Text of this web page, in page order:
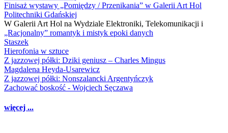
Finisaż wystawy „Pomiędzy / Przenikania” w Galerii Art Hol
Politechniki Gdańskiej
W Galerii Art Hol na Wydziale Elektroniki, Telekomunikacji i
„Racjonalny” romantyk i mistyk epoki danych
Staszek
Hierofonia w sztuce
Z jazzowej półki: Dziki geniusz – Charles Mingus
Magdalena Heyda-Usarewicz
Z jazzowej półki: Nonszalancki Argentyńczyk
Zachować boskość - Wojciech Sęczawa
więcej ...